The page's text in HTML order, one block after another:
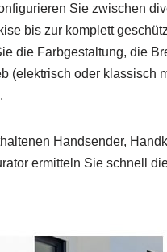
Sie zwischen
bis zur komplett
die Farbgestaltung, die
(elektrisch oder klassisch
Handsender,
ermitteln Sie schnell